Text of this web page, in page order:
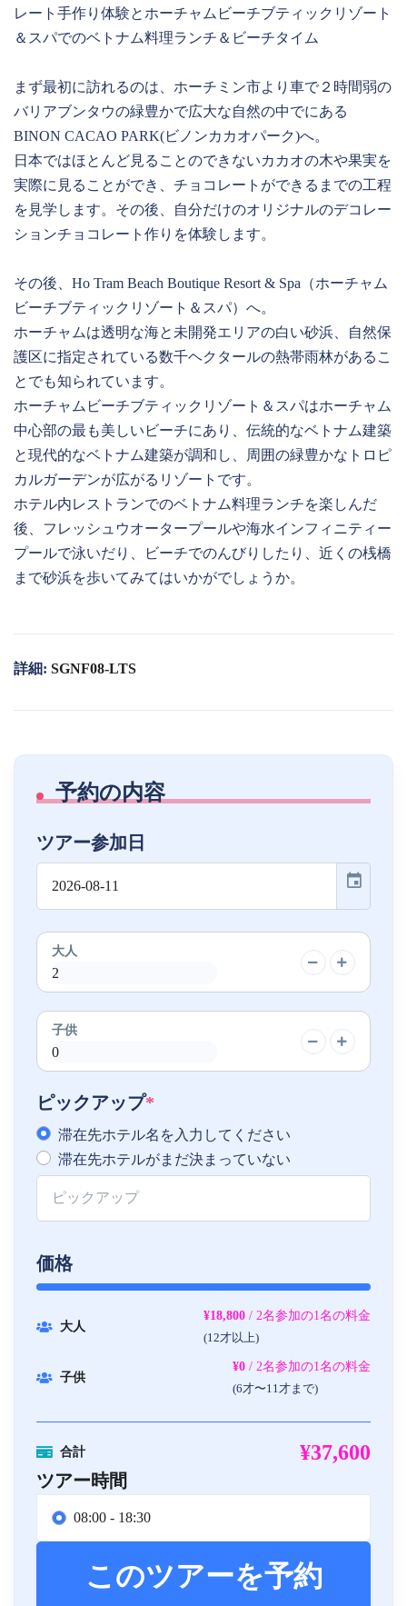
レート手作り体験とホーチャムビーチブティックリゾート
＆スパでのベトナム料理ランチ＆ビーチタイム
まず最初に訪れるのは、ホーチミン市より車で２時間弱の
バリアブンタウの緑豊かで広大な自然の中でにある
BINON CACAO PARK(ビノンカカオパーク)へ。
日本ではほとんど見ることのできないカカオの木や果実を
実際に見ることができ、チョコレートができるまでの工程
を見学します。その後、自分だけのオリジナルのデコレー
ションチョコレート作りを体験します。
その後、Ho Tram Beach Boutique Resort & Spa（ホーチャム
ビーチブティックリゾート＆スパ）へ。
ホーチャムは透明な海と未開発エリアの⽩い砂浜、⾃然保
護区に指定されている数千ヘクタールの熱帯⾬林があるこ
とでも知られています。
ホーチャムビーチブティックリゾート＆スパはホーチャム
中⼼部の最も美しいビーチにあり、伝統的なベトナム建築
と現代的なベトナム建築が調和し、周囲の緑豊かなトロピ
カルガーデンが広がるリゾートです。
ホテル内レストランでのベトナム料理ランチを楽しんだ
後、フレッシュウオータープールや海⽔インフィニティー
プールで泳いだり、ビーチでのんびりしたり、近くの桟橋
まで砂浜を歩いてみてはいかがでしょうか。
詳細: SGNF08-LTS
予約の内容
ツアー参加日
event
大人
子供
ピックアップ*
滞在先ホテル名を入力してください
滞在先ホテルがまだ決まっていない
価格
大人
¥18,800 / 2名参加の1名の料金
(12才以上)
子供
¥0 / 2名参加の1名の料金
(6才〜11才まで)
合計 ¥37,600
ツアー時間
08:00 - 18:30
このツアーを予約